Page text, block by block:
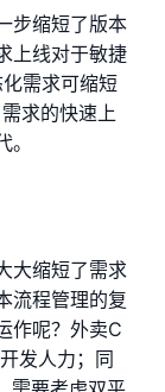
步缩短了版本
上线对于敏捷
需求可缩短
求的快速上
大缩短了需求
流程管理的复
作呢？外卖C
发人力；同